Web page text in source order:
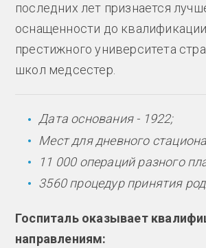
последних лет признается
оснащенности до
престижного университета
школ медсестер.
Дата основания - 1922;
Мест для дневного
11 000 операций разного
3560 процедур принятия
Госпиталь оказывает
направлениям: